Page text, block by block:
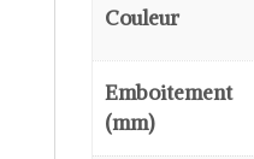
Couleur
Emboitement
(mm)